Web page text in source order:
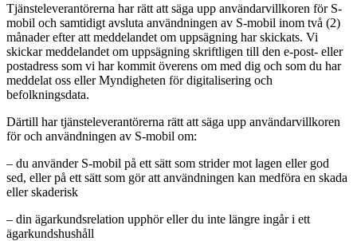
Tjänsteleverantörerna har rätt att säga upp användarvillkoren för S-
mobil och samtidigt avsluta användningen av S-mobil inom två (2)
månader efter att meddelandet om uppsägning har skickats. Vi
skickar meddelandet om uppsägning skriftligen till den e-post- eller
postadress som vi har kommit överens om med dig och som du har
meddelat oss eller Myndigheten för digitalisering och
befolkningsdata.
Därtill har tjänsteleverantörerna rätt att säga upp användarvillkoren
för och användningen av S-mobil om:
– du använder S-mobil på ett sätt som strider mot lagen eller god
sed, eller på ett sätt som gör att användningen kan medföra en skada
eller skaderisk
– din ägarkundsrelation upphör eller du inte längre ingår i ett
ägarkundshushåll